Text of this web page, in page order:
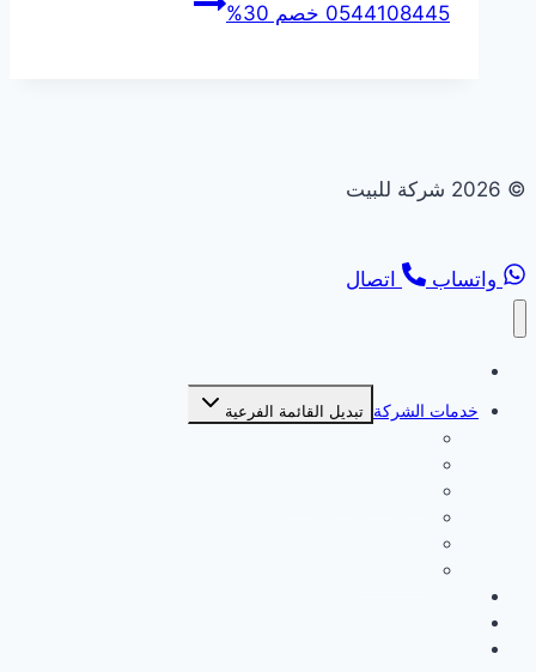
0544108445 خصم 30%
© 2026 شركة للبيت
واتساب اتصال
خدمات الشركة تبديل القائمة الفرعية